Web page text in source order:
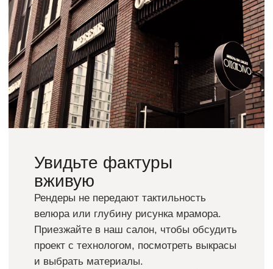
институциями и брендами страны.
наше производство изнутри и понять за счет
чего мы обеспечиваем высокое качество
продукции.